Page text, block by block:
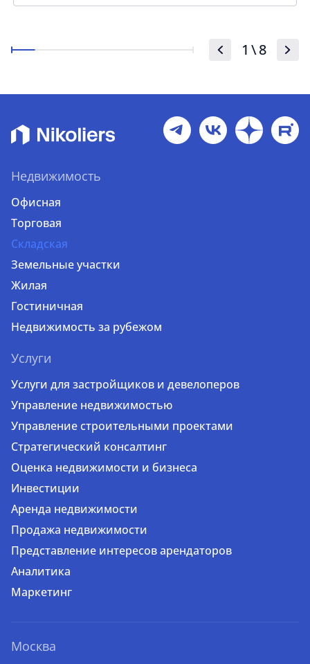
1 \8
Недвижимость
Офисная
Торговая
Складская
Земельные участки
Жилая
Гостиничная
Недвижимость за рубежом
Услуги
Услуги для застройщиков и девелоперов
Управление недвижимостью
Управление строительными проектами
Стратегический консалтинг
Оценка недвижимости и бизнеса
Инвестиции
Аренда недвижимости
Продажа недвижимости
Представление интересов арендаторов
Аналитика
Маркетинг
Москва